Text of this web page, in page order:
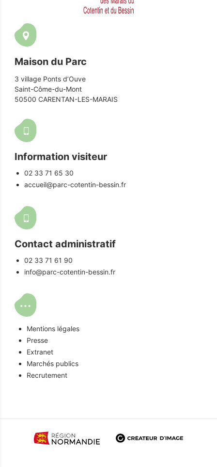
Maison du Parc
3 village Ponts d’Ouve
Saint-Côme-du-Mont
50500 CARENTAN-LES-MARAIS
Information visiteur
02 33 71 65 30
accueil@parc-cotentin-bessin.fr
Contact administratif
02 33 71 61 90
info@parc-cotentin-bessin.fr
Mentions légales
Presse
Extranet
Marchés publics
Recrutement